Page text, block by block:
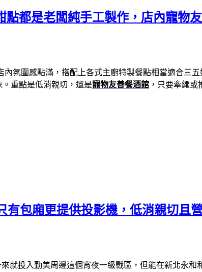
都是老闆純手工製作，店內寵物
內氛圍感點滿，搭配上各式主廚特製餐點相當適合三
重點是低消親切，還是寵物友善餐酒館 ，只要牽繩
包廂更提供投影機，低消親切且
來就投入勤美周邊這個宵夜一級戰區，但能在新北永和